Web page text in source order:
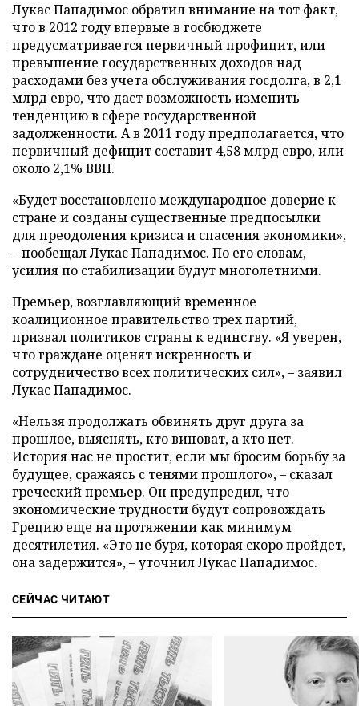
Лукас Пападимос обратил внимание на тот факт,
что в 2012 году впервые в госбюджете
предусматривается первичный профицит, или
превышение государственных доходов над
расходами без учета обслуживания госдолга, в 2,1
млрд евро, что даст возможность изменить
тенденцию в сфере государственной
задолженности. А в 2011 году предполагается, что
первичный дефицит составит 4,58 млрд евро, или
около 2,1% ВВП.
«Будет восстановлено международное доверие к
стране и созданы существенные предпосылки
для преодоления кризиса и спасения экономики»,
– пообещал Лукас Пападимос. По его словам,
усилия по стабилизации будут многолетними.
Премьер, возглавляющий временное
коалиционное правительство трех партий,
призвал политиков страны к единству. «Я уверен,
что граждане оценят искренность и
сотрудничество всех политических сил», – заявил
Лукас Пападимос.
«Нельзя продолжать обвинять друг друга за
прошлое, выяснять, кто виноват, а кто нет.
История нас не простит, если мы бросим борьбу за
будущее, сражаясь с тенями прошлого», – сказал
греческий премьер. Он предупредил, что
экономические трудности будут сопровождать
Грецию еще на протяжении как минимум
десятилетия. «Это не буря, которая скоро пройдет,
она задержится», – уточнил Лукас Пападимос.
СЕЙЧАС ЧИТАЮТ